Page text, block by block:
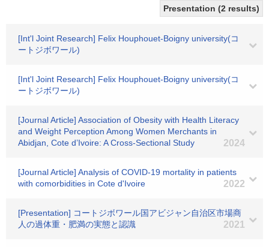
Presentation (2 results)
[Int'l Joint Research] Felix Houphouet-Boigny university(コ
ートジボワール)
[Int'l Joint Research] Felix Houphouet-Boigny university(コ
ートジボワール)
[Journal Article] Association of Obesity with Health Literacy
and Weight Perception Among Women Merchants in
Abidjan, Cote d’Ivoire: A Cross-Sectional Study
2024
[Journal Article] Analysis of COVID-19 mortality in patients
with comorbidities in Cote d'Ivoire
2022
[Presentation] コートジボワール国アビジャン自治区市場商
人の過体重・肥満の実態と認識
2021